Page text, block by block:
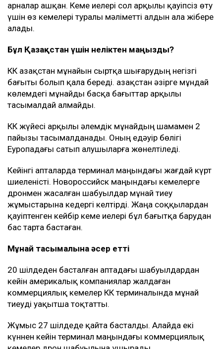
арналар ашқан. Кеме иелері сол арқылы қауіпсіз өту
үшін өз кемелері туралы мәліметті алдын ала жібере
алады.
Бұл Қазақстан үшін неліктен маңызды?
КҚК Қазақстан мұнайын сыртқа шығарудың негізгі
бағыты болып қала береді. Қазақстан әзірге мұндай
көлемдегі мұнайды басқа бағыттар арқылы
тасымалдай алмайды.
КҚК жүйесі арқылы әлемдік мұнайдың шамамен 2
пайызы тасымалданады. Оның едәуір бөлігі
Еуропадағы сатып алушыларға жөнелтіледі.
Кейінгі апталарда терминал маңындағы жағдай күрт
шиеленісті. Новороссийск маңындағы кемелерге
дронмен жасалған шабуылдар мұнай тиеу
жұмыстарына кедергі келтірді. Жаңа соққылардан
қауіптенген кейбір кеме иелері бұл бағытқа барудан
бас тарта бастаған.
Мұнай тасымалына әсер етті
20 шілдеден басталған аптадағы шабуылдардан
кейін америкалық компаниялар жалдаған
коммерциялық кемелер КҚК терминалында мұнай
тиеуді уақытша тоқтатты.
Жұмыс 27 шілдеде қайта басталды. Алайда екі
күннен кейін терминал маңындағы коммерциялық